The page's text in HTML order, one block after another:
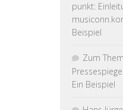
punkt:
Beispiel
Zum
Ein Beispiel